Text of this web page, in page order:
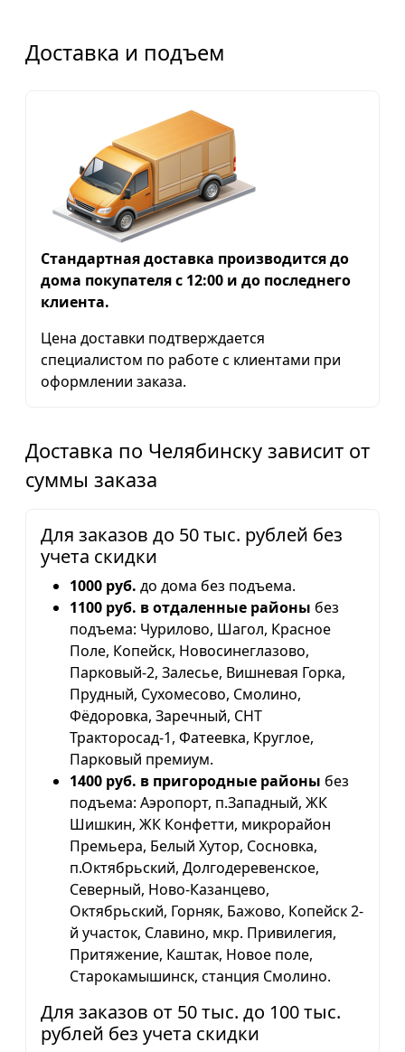
Доставка и подъем
Стандартная доставка производится до
дома покупателя с 12:00 и до последнего
клиента.
Цена доставки подтверждается
специалистом по работе с клиентами при
оформлении заказа.
Доставка по Челябинску зависит от
суммы заказа
Для заказов до 50 тыс. рублей без
учета скидки
1000 руб. до дома без подъема.
1100 руб. в отдаленные районы без
подъема: Чурилово, Шагол, Красное
Поле, Копейск, Новосинеглазово,
Парковый-2, Залесье, Вишневая Горка,
Прудный, Сухомесово, Смолино,
Фёдоровка, Заречный, СНТ
Тракторосад-1, Фатеевка, Круглое,
Парковый премиум.
1400 руб. в пригородные районы без
подъема: Аэропорт, п.Западный, ЖК
Шишкин, ЖК Конфетти, микрорайон
Премьера, Белый Хутор, Сосновка,
п.Октябрьский, Долгодеревенское,
Северный, Ново-Казанцево,
Октябрьский, Горняк, Бажово, Копейск 2-
й участок, Славино, мкр. Привилегия,
Притяжение, Каштак, Новое поле,
Старокамышинск, станция Смолино.
Для заказов от 50 тыс. до 100 тыс.
рублей без учета скидки